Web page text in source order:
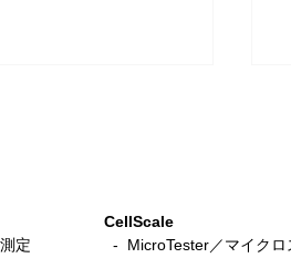
定
CellScale
- MicroTester／マイクロ